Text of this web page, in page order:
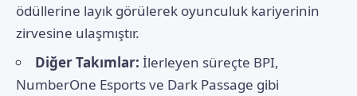
ödüllerine layık görülerek oyunculuk kariyerinin
zirvesine ulaşmıştır.
Diğer Takımlar: İlerleyen süreçte BPI,
NumberOne Esports ve Dark Passage gibi